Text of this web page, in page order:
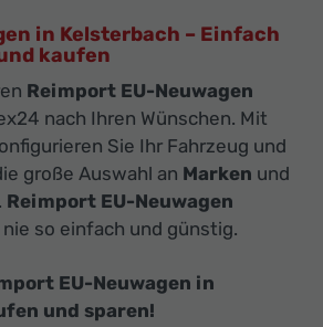
in Kelsterbach – Einfach
kaufen
Reimport EU-Neuwagen
nach Ihren Wünschen. Mit
Sie Ihr Fahrzeug und
große Auswahl an Marken und
. Reimport EU-Neuwagen
so einfach und günstig.
EU-Neuwagen in
und sparen!